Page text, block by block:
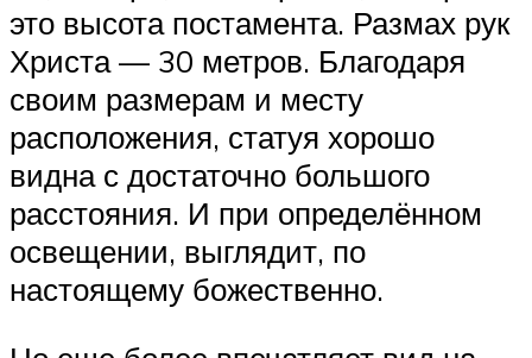
это высота постамента. Размах рук
Христа — 30 метров. Благодаря
своим размерам и месту
расположения, статуя хорошо
видна с достаточно большого
расстояния. И при определённом
освещении, выглядит, по
настоящему божественно.